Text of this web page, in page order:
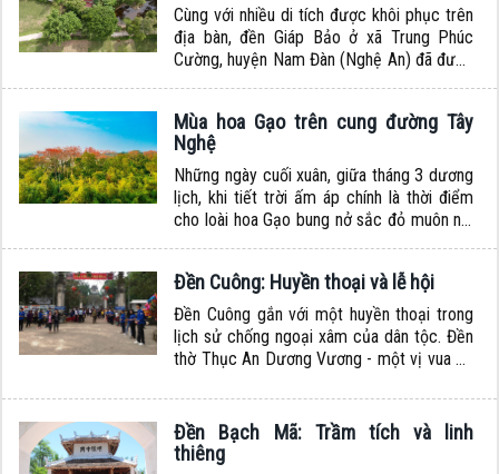
Cùng với nhiều di tích được khôi phục trên
địa bàn, đền Giáp Bảo ở xã Trung Phúc
Cường, huyện Nam Đàn (Nghệ An) đã được
quan trọng ở địa phương....
Mùa hoa Gạo trên cung đường Tây
Nghệ
Những ngày cuối xuân, giữa tháng 3 dương
lịch, khi tiết trời ấm áp chính là thời điểm
cho loài hoa Gạo bung nở sắc đỏ muôn nơi
nên nét tươi mới chào đón một mùa Hè
chín đỏ. Vẻ đẹp của loài...
Đền Cuông: Huyền thoại và lễ hội
Đền Cuông gắn với một huyền thoại trong
lịch sử chống ngoại xâm của dân tộc. Đền
thờ Thục An Dương Vương - một vị vua có
đền Cuông được tổ chức vào dịp rằm
tháng hai âm lịch hàng năm thu hút đông
đảo người dân về dự. Sau nhiều...
Đền Bạch Mã: Trầm tích và linh
thiêng